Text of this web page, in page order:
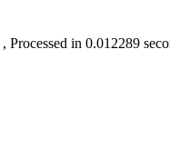
, Processed in 0.012289